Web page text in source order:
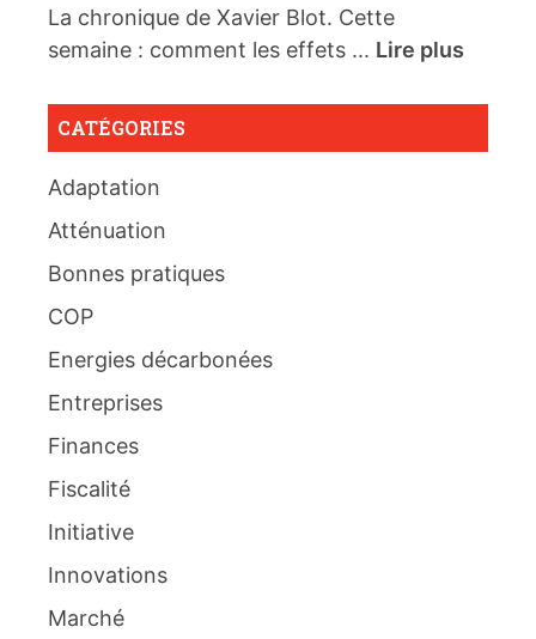
La chronique de Xavier Blot. Cette
semaine : comment les effets ... Lire plus
CATÉGORIES
Adaptation
Atténuation
Bonnes pratiques
COP
Energies décarbonées
Entreprises
Finances
Fiscalité
Initiative
Innovations
Marché